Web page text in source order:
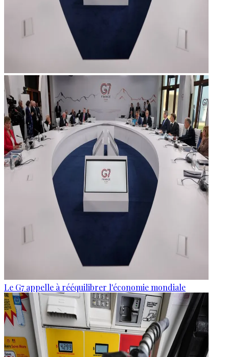
Le G7 appelle à rééquilibrer l'économie mondiale